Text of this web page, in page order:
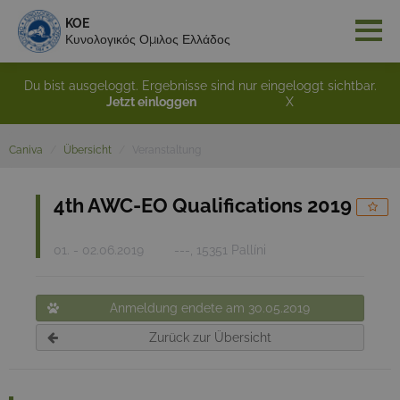
KOE
Κυνολογικός Ομιλος Ελλάδος
Du bist ausgeloggt. Ergebnisse sind nur eingeloggt sichtbar.
Jetzt einloggen
X
Caniva Übersicht
4th AWC-EO Qualifications 2019
01. - 02.06.2019 ---, 15351 Pallíni
Anmeldung endete am 30.05.2019
Zurück zur Übersicht